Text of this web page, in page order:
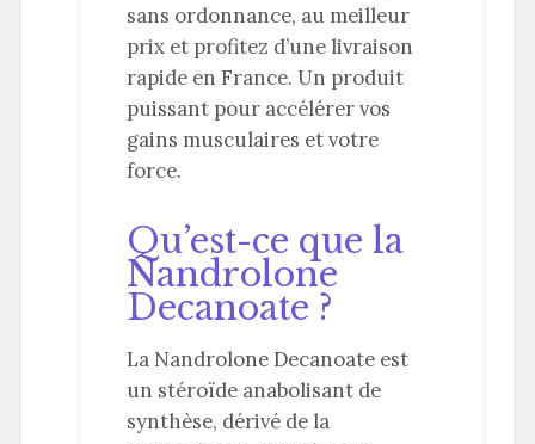
sans ordonnance, au meilleur
prix et profitez d’une livraison
rapide en France. Un produit
puissant pour accélérer vos
gains musculaires et votre
force.
Qu’est-ce que la
Nandrolone
Decanoate ?
La Nandrolone Decanoate est
un stéroïde anabolisant de
synthèse, dérivé de la